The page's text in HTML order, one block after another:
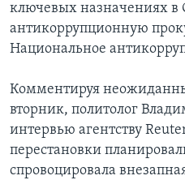
ключевых назначениях в
антикоррупционную
Национальное
Комментируя
вторник, политолог
интервью агентству
перестановки
спровоцировала